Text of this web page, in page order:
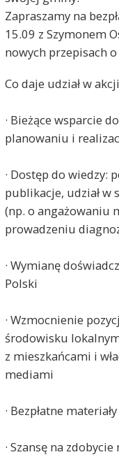
Zapraszamy na
15.09 z Szymonem
nowych przepisach
Co daje udział w
· Bieżące wsparcie
planowaniu i
· Dostęp do wiedzy:
publikacje, udział w
(np. o angażowaniu
prowadzeniu
· Wymianę
Polski
· Wzmocnienie
środowisku
z mieszkańcami i
mediami
· Bezpłatne
· Szansę na